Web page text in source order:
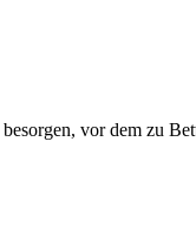
vor dem zu